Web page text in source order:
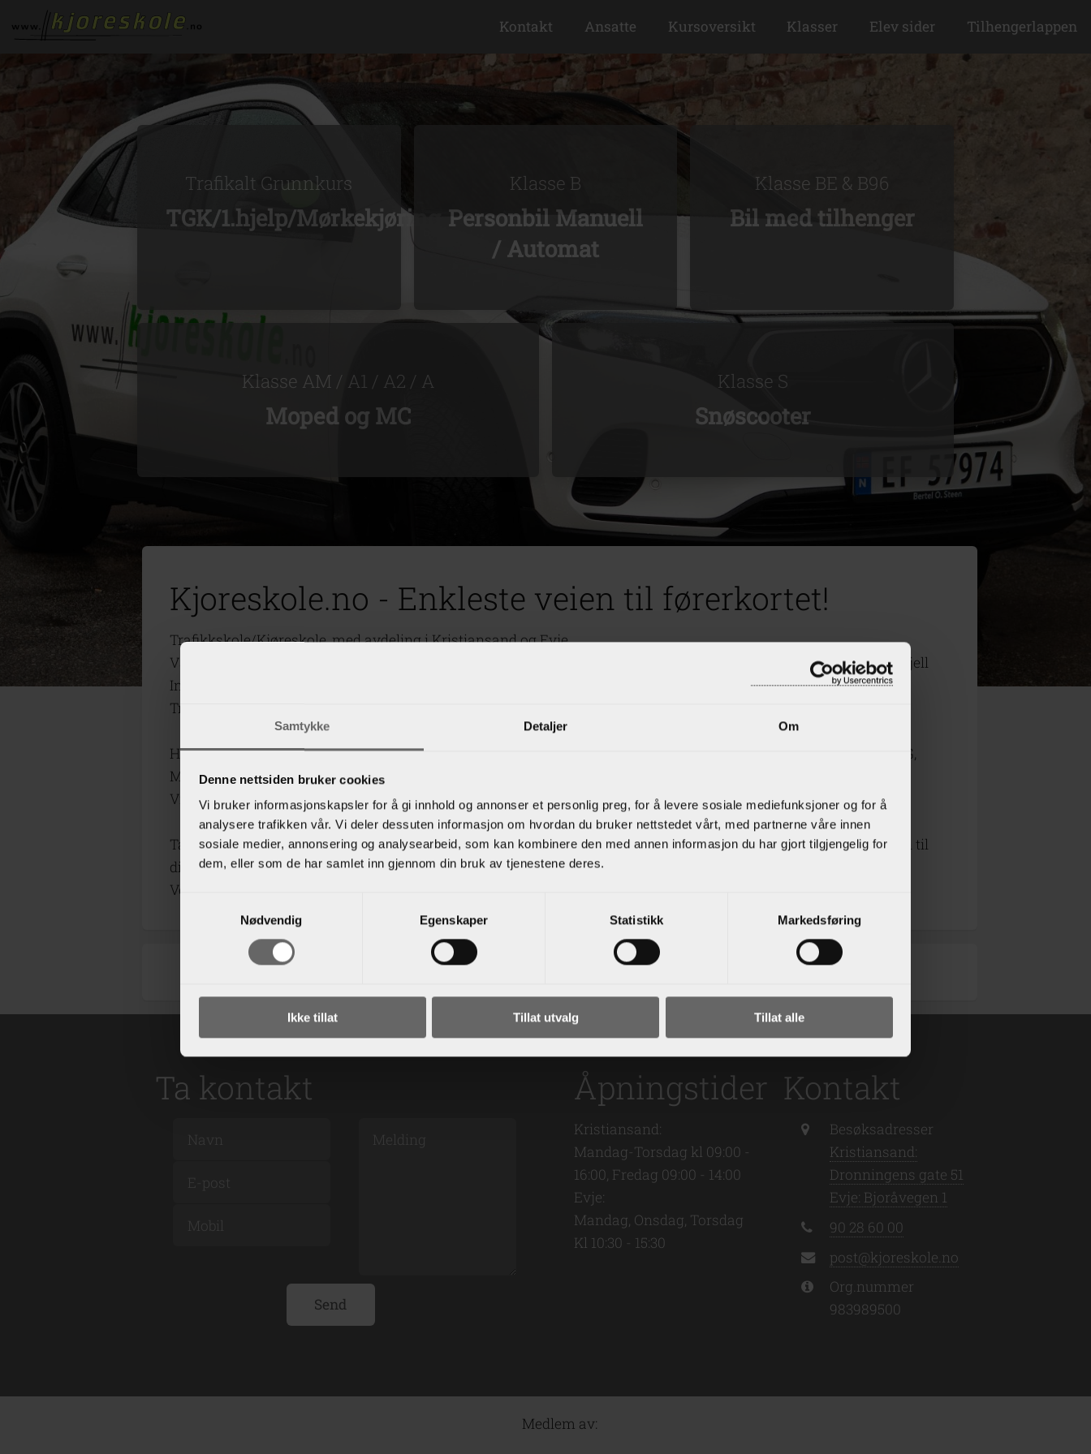
Samtykke Detaljer Om
Denne nettsiden bruker cookies
Vi bruker informasjonskapsler for å gi innhold og annonser et personlig preg, for å levere sosiale mediefunksjoner og for å
analysere trafikken vår. Vi deler dessuten informasjon om hvordan du bruker nettstedet vårt, med partnerne våre innen
sosiale medier, annonsering og analysearbeid, som kan kombinere den med annen informasjon du har gjort tilgjengelig for
dem, eller som de har samlet inn gjennom din bruk av tjenestene deres.
Nødvendig
Egenskaper Statistikk Markedsføring
Ikke tillat Tillat utvalg Tillat alle
Kontakt Ansatte Kursoversikt Klasser Elev sider Tilhengerlappen
Trafikalt Grunnkurs
TGK/1.hjelp/Mørkekjøring
Klasse B
Personbil Manuell
/ Automat
Klasse BE & B96
Bil med tilhenger
Klasse AM / A1 / A2 / A
Moped og MC
Klasse S
Snøscooter
Kjoreskole.no - Enkleste veien til førerkortet!
Trafikkskole/Kjøreskole, med avdeling i Kristiansand og Evje.
Vår skole består av 9 lærere: Alexander, Dorota, Irene, Jan Øyvind, Kjetil, Bjørn Tommy, Linn Frances, Morten og Kjell
Inge
Tre kontormedarbeidere: Morten og Heidi i Kristiansand og Ruth på Evje.
Hos oss får du kvalitet, service, gode priser, hyggelige lærere, og trygg effektiv opplæring. Vi underviser i klasse TG,
Moped, Motorsykkel, B, B-Automat, B96, BE og S.
Vi tilbyr timer/kurs på flere språk; Norsk, Engelsk, Polsk og Arabisk.
Ta gjerne med din ledsager til kjøretimer hos oss, et samarbeid mellom deg, ledsager og oss, er den raskeste veien til
ditt mål.
Velkommen til et godt samarbeid med oss på Kjoreskole.no.
Ta kontakt Åpningstider
Kristiansand:
Mandag-Torsdag kl 09:00 -
16:00, Fredag 09:00 - 14:00
Evje:
Mandag, Onsdag, Torsdag
Kl 10:30 - 15:30
Kontakt
Besøksadresser
Kristiansand:
Dronningens gate 51
Evje: Bjoråvegen 1
90 28 60 00
post@kjoreskole.no
Org.nummer
983989500
Medlem av: